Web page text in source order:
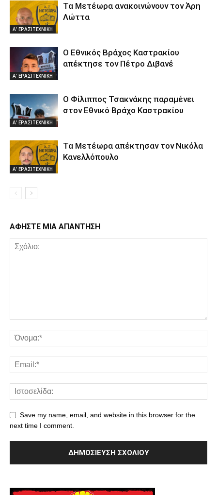
Α' ΕΡΑΣΙΤΕΧΝΙΚΗ
Τα Μετέωρα ανακοινώνουν τον Άρη
Λώττα
Α' ΕΡΑΣΙΤΕΧΝΙΚΗ
Ο Εθνικός Βράχος Καστρακίου
απέκτησε τον Πέτρο Διβανέ
Α' ΕΡΑΣΙΤΕΧΝΙΚΗ
Ο Φίλιππος Τσακνάκης παραμένει
στον Εθνικό Βράχο Καστρακίου
Α' ΕΡΑΣΙΤΕΧΝΙΚΗ
Τα Μετέωρα απέκτησαν τον Νικόλα
Κανελλόπουλο
ΑΦΗΣΤΕ ΜΙΑ ΑΠΑΝΤΗΣΗ
Save my name, email, and website in this browser for the
next time I comment.